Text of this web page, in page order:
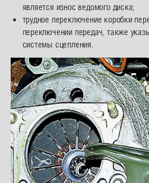
является износ ведомого диска;
трудное переключение коробки
переключении передач, также
системы сцепления.